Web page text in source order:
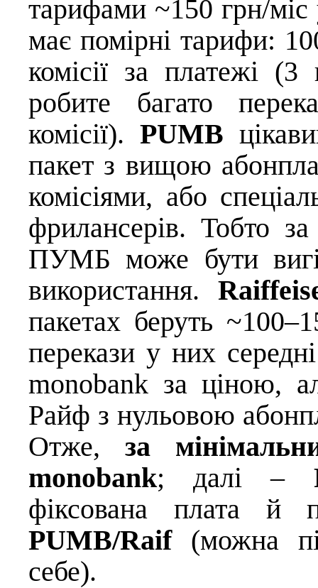
тарифами ~150 грн/
має помірні тарифи:
комісії за платежі
робите багато
комісії). PUMB
пакет з вищою
комісіями, або
фрилансерів. Тобто
ПУМБ може бути
використання.
пакетах беруть
перекази у них
monobank за ціною,
Райф з нульовою
Отже, за
monobank; далі –
фіксована плата й
PUMB/Raif(можна
себе).